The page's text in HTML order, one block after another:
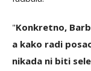
"Konkretno,
a kako radi
nikada ni biti